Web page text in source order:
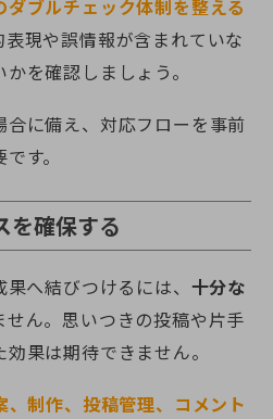
ダブルチェック体制を整える
表現や誤情報が含まれていな
を確認しましょう。
に備え、対応フローを事前
す。
を確保する
へ結びつけるには、 十分な
せん。思いつきの投稿や片手
果は期待できません。
、制作、投稿管理、コメント